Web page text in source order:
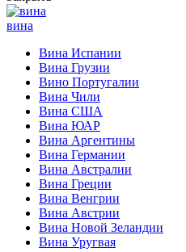
вина
Вина Испании
Вина Грузии
Вино Португалии
Вина Чили
Вина США
Вина ЮАР
Вина Аргентины
Вина Германии
Вина Австралии
Вина Греции
Вина Венгрии
Вина Австрии
Вина Новой Зеландии
Вина Уругвая